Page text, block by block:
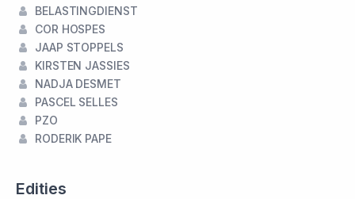
BELASTINGDIENST
COR HOSPES
JAAP STOPPELS
KIRSTEN JASSIES
NADJA DESMET
PASCEL SELLES
PZO
RODERIK PAPE
Edities